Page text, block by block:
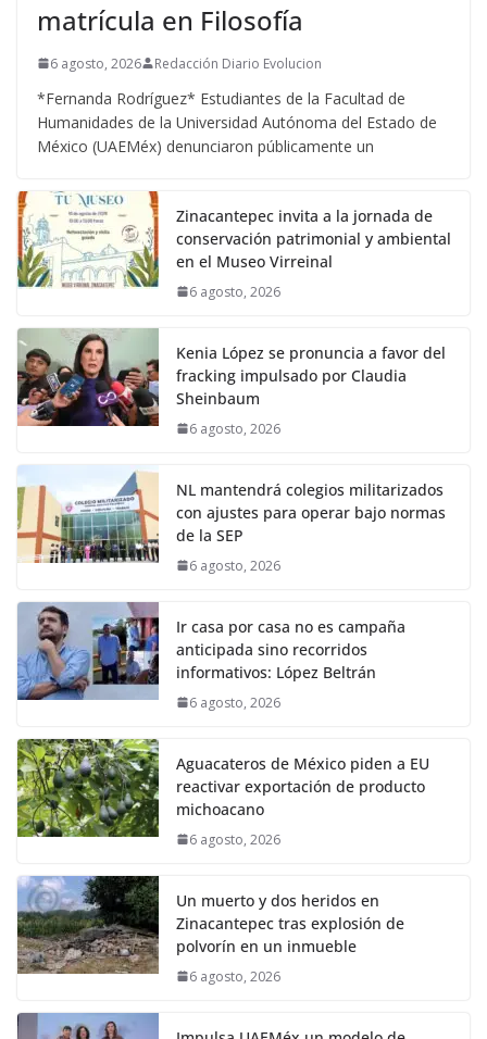
matrícula en Filosofía
6 agosto, 2026 Redacción Diario Evolucion
*Fernanda Rodríguez* Estudiantes de la Facultad de
Humanidades de la Universidad Autónoma del Estado de
México (UAEMéx) denunciaron públicamente un
Zinacantepec invita a la jornada de
conservación patrimonial y ambiental
en el Museo Virreinal
6 agosto, 2026
Kenia López se pronuncia a favor del
fracking impulsado por Claudia
Sheinbaum
6 agosto, 2026
NL mantendrá colegios militarizados
con ajustes para operar bajo normas
de la SEP
6 agosto, 2026
Ir casa por casa no es campaña
anticipada sino recorridos
informativos: López Beltrán
6 agosto, 2026
Aguacateros de México piden a EU
reactivar exportación de producto
michoacano
6 agosto, 2026
Un muerto y dos heridos en
Zinacantepec tras explosión de
polvorín en un inmueble
6 agosto, 2026